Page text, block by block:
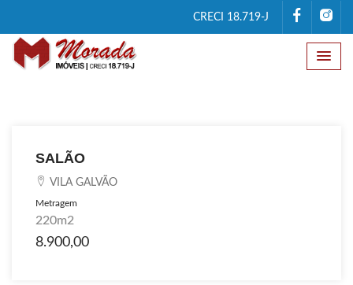
CRECI 18.719-J
SALÃO
VILA GALVÃO
Metragem
220m2
8.900,00